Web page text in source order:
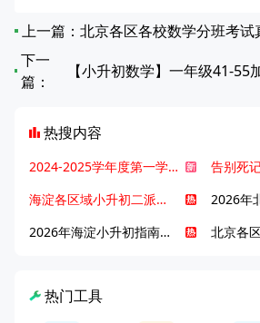
上一篇： 北京各区各校数学分班考试
下一
篇：
热搜内容
2024-2025学年度第一学期北京各区期末考试真题试卷汇总
海淀各区域小升初二派全攻略合集！区域一至五志愿填报、升学策略详解
2026年海淀小升初指南，一文了解招生政策要点
热门工具